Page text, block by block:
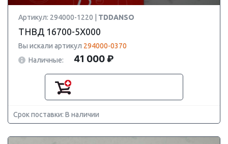
Артикул: 294000-1220 | TDDANSO
ТНВД 16700-5X000
Вы искали артикул 294000-0370
Наличные:
41 000 ₽
Срок поставки: В наличии